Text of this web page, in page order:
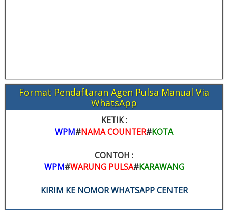
Format Pendaftaran Agen Pulsa Manual Via
WhatsApp
KETIK :
WPM#NAMA COUNTER#KOTA
CONTOH :
WPM#WARUNG PULSA#KARAWANG
KIRIM KE NOMOR WHATSAPP CENTER